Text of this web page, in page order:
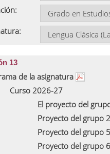
13
de la asignatura
Curso 2026-27
El proyecto del
Proyecto del grupo 2
Proyecto del grupo 5
Proyecto del grupo 6